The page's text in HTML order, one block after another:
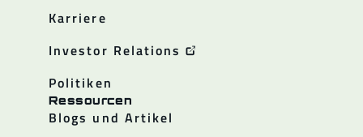
Karriere
Investor Relations
Politiken
Ressourcen
Blogs und Artikel